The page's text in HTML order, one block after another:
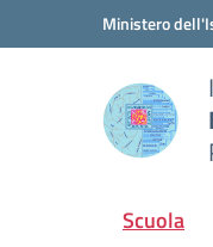
Vai ai contenuti
Vai al menu di navigazione
Ministero
Scuola